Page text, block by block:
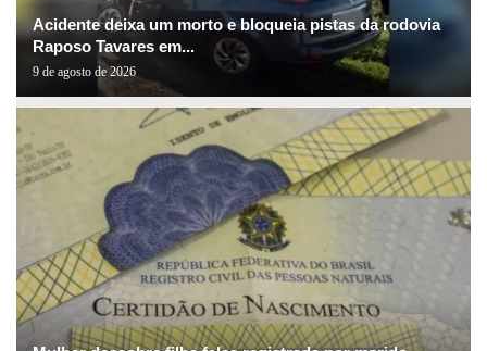
Acidente deixa um morto e bloqueia pistas da rodovia
Raposo Tavares em...
9 de agosto de 2026